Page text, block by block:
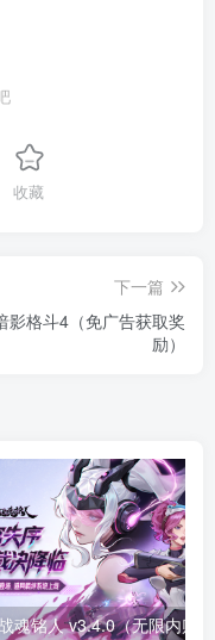
收藏
下一篇
影格斗4（免广告获取奖
励）